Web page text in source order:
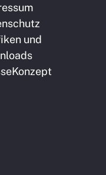
und
Konzept